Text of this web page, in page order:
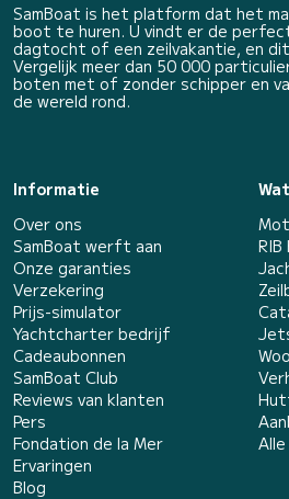
SamBoat is het platform dat het
boot te huren. U vindt er de
dagtocht of een zeilvakantie, en
Vergelijk meer dan 50 000
boten met of zonder schipper en
de wereld rond.
Informatie
Over ons
SamBoat werft aan
Onze garanties
Verzekering
Prijs-simulator
Yachtcharter bedrijf
Cadeaubonnen
SamBoat Club
Reviews van klanten
Pers
Fondation de la Mer
Ervaringen
Blog
RIB